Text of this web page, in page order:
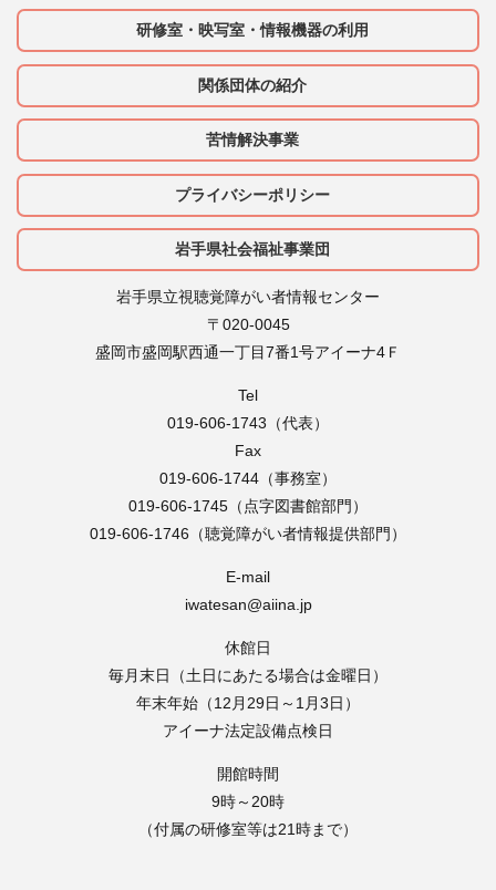
研修室・映写室・情報機器の利用
関係団体の紹介
苦情解決事業
プライバシーポリシー
岩手県社会福祉事業団
岩手県立視聴覚障がい者情報センター
〒020-0045
盛岡市盛岡駅西通一丁目7番1号アイーナ4Ｆ
Tel
019-606-1743（代表）
Fax
019-606-1744（事務室）
019-606-1745（点字図書館部門）
019-606-1746（聴覚障がい者情報提供部門）
E-mail
iwatesan@aiina.jp
休館日
毎月末日（土日にあたる場合は金曜日）
年末年始（12月29日～1月3日）
アイーナ法定設備点検日
開館時間
9時～20時
（付属の研修室等は21時まで）